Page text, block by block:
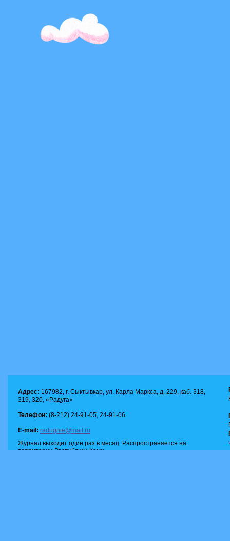
Адрес: 167982, г. Сыктывкар, ул. Карла Маркса, д. 229, каб. 318,
319, 320, «Радуга»
Телефон: (8-212) 24-91-05, 24-91-06.
E-mail: radugnie@mail.ru
Журнал выходит один раз в месяц. Распространяется на
территории Республики Коми.